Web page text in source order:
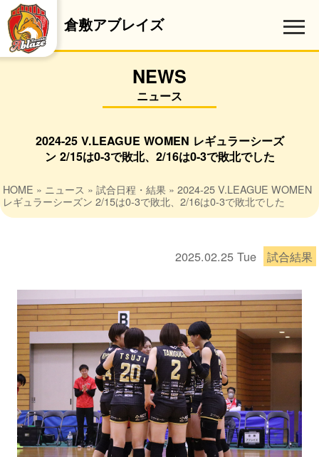
倉敷アブレイズ
NEWS
ニュース
2024-25 V.LEAGUE WOMEN レギュラーシーズ
ン 2/15は0-3で敗北、2/16は0-3で敗北でした
HOME » ニュース »試合日程・結果 » 2024-25 V.LEAGUE WOMEN
レギュラーシーズン 2/15は0-3で敗北、2/16は0-3で敗北でした
2025.02.25 Tue 試合結果